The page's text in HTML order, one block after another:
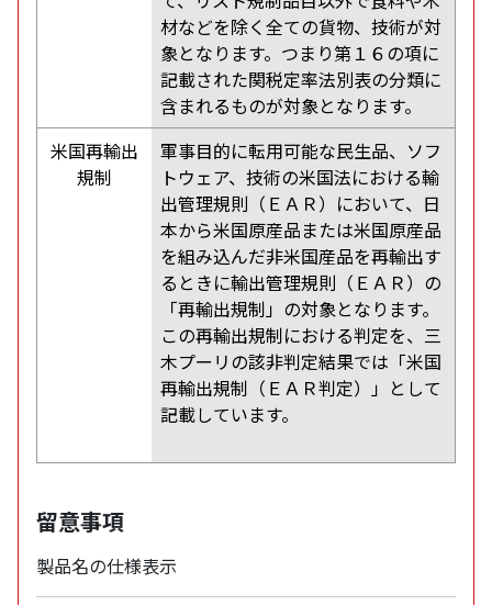
材などを除く全ての貨物、技術が対
象となります。つまり第１６の項に
記載された関税定率法別表の分類に
含まれるものが対象となります。
米国再輸出
規制
軍事目的に転用可能な民生品、ソフ
トウェア、技術の米国法における輸
出管理規則（ＥＡＲ）において、日
本から米国原産品または米国原産品
を組み込んだ非米国産品を再輸出す
るときに輸出管理規則（ＥＡＲ）の
「再輸出規制」の対象となります。
この再輸出規制における判定を、三
木プーリの該非判定結果では「米国
再輸出規制（ＥＡＲ判定）」として
記載しています。
留意事項
製品名の仕様表示